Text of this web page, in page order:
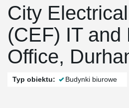
City
(CEF) IT and
Office,
Typ obiektu: Budynki biurowe